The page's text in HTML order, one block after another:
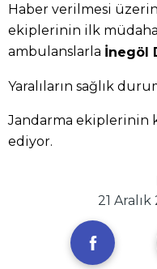
Haber verilmesi
ekiplerinin ilk
ambulanslarla İnegöl
Yaralıların sağlık
Jandarma ekiplerinin
ediyor.
21